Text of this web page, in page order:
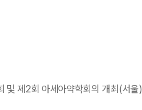
및 제2회 아세아약학회의 개최(서울)